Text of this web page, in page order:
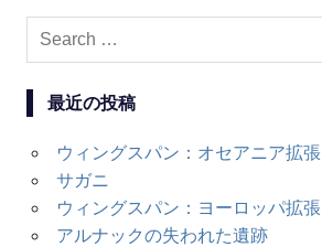
Search
最近の投稿
ウィングスパン：オセアニア拡張
サガニ
ウィングスパン：ヨーロッパ拡張
アルナックの失われた遺跡